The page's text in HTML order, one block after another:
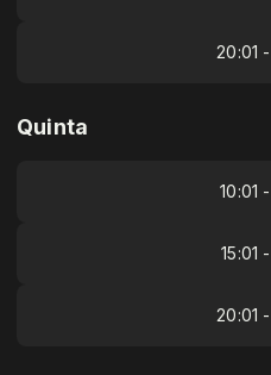
20:01
Quinta
10:01
15:01
20:01